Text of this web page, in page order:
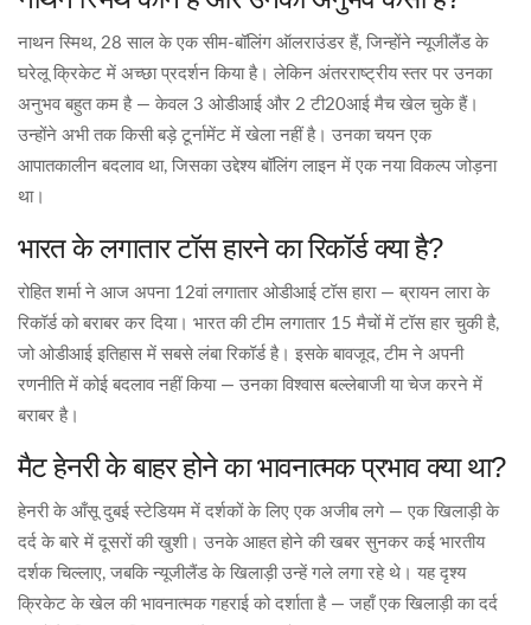
नाथन स्मिथ, 28 साल के एक सीम-बॉलिंग ऑलराउंडर हैं, जिन्होंने न्यूजीलैंड के
घरेलू क्रिकेट में अच्छा प्रदर्शन किया है। लेकिन अंतरराष्ट्रीय स्तर पर उनका
अनुभव बहुत कम है — केवल 3 ओडीआई और 2 टी20आई मैच खेल चुके हैं।
उन्होंने अभी तक किसी बड़े टूर्नामेंट में खेला नहीं है। उनका चयन एक
आपातकालीन बदलाव था, जिसका उद्देश्य बॉलिंग लाइन में एक नया विकल्प जोड़ना
था।
भारत के लगातार टॉस हारने का रिकॉर्ड क्या है?
रोहित शर्मा ने आज अपना 12वां लगातार ओडीआई टॉस हारा — ब्रायन लारा के
रिकॉर्ड को बराबर कर दिया। भारत की टीम लगातार 15 मैचों में टॉस हार चुकी है,
जो ओडीआई इतिहास में सबसे लंबा रिकॉर्ड है। इसके बावजूद, टीम ने अपनी
रणनीति में कोई बदलाव नहीं किया — उनका विश्वास बल्लेबाजी या चेज करने में
बराबर है।
मैट हेनरी के बाहर होने का भावनात्मक प्रभाव क्या था?
हेनरी के आँसू दुबई स्टेडियम में दर्शकों के लिए एक अजीब लगे — एक खिलाड़ी के
दर्द के बारे में दूसरों की खुशी। उनके आहत होने की खबर सुनकर कई भारतीय
दर्शक चिल्लाए, जबकि न्यूजीलैंड के खिलाड़ी उन्हें गले लगा रहे थे। यह दृश्य
क्रिकेट के खेल की भावनात्मक गहराई को दर्शाता है — जहाँ एक खिलाड़ी का दर्द